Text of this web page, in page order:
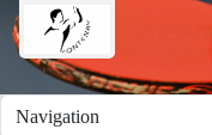
Panneau de gestion des